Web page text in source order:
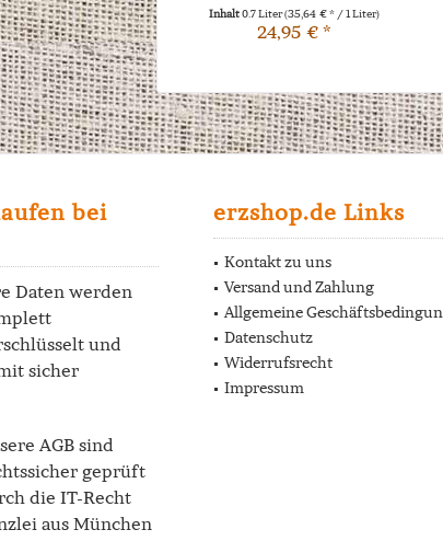
Inhalt0.7 Liter(35,64 € * / 1 Liter)
24,95 € *
bei
Daten werden
und
sicher
AGB sind
geprüft
die IT-Recht
aus München
erzshop.de Links
Kontakt zu uns
Versand und Zahlung
Allgemeine
Datenschutz
Widerrufsrecht
Impressum